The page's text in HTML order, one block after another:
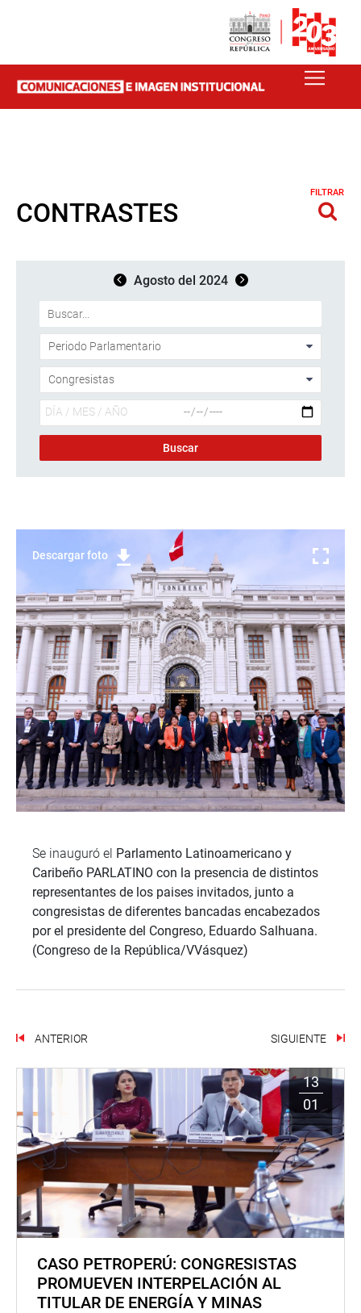
CONTRASTES
FILTRAR
Agosto del 2024
Descargar foto
Se inauguró el Parlamento Latinoamericano y
Caribeño PARLATINO con la presencia de distintos
representantes de los paises invitados, junto a
congresistas de diferentes bancadas encabezados
por el presidente del Congreso, Eduardo Salhuana.
(Congreso de la República/VVásquez)
ANTERIOR SIGUIENTE
13
01
CASO PETROPERÚ: CONGRESISTAS
PROMUEVEN INTERPELACIÓN AL
TITULAR DE ENERGÍA Y MINAS